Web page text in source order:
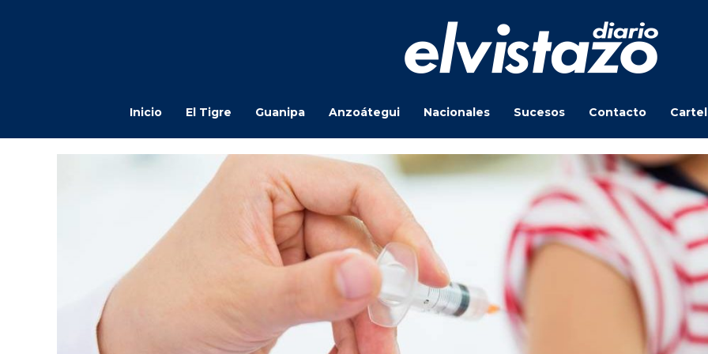
Inicio El Tigre Guanipa Anzoátegui Nacionales Sucesos Contacto